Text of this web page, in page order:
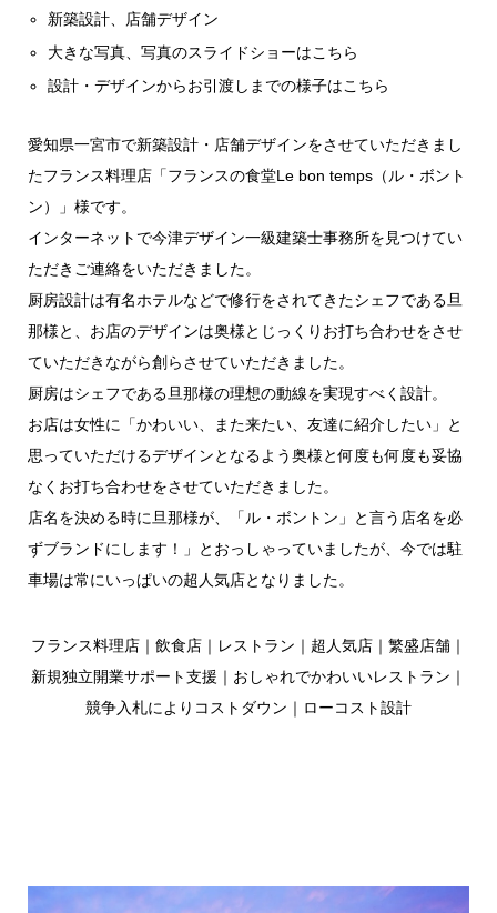
新築設計、店舗デザイン
大きな写真、写真のスライドショーはこちら
設計・デザインからお引渡しまでの様子はこちら
愛知県一宮市で新築設計・店舗デザインをさせていただきまし
たフランス料理店「フランスの食堂Le bon temps（ル・ボント
ン）」様です。
インターネットで今津デザイン一級建築士事務所を見つけてい
ただきご連絡をいただきました。
厨房設計は有名ホテルなどで修行をされてきたシェフである旦
那様と、お店のデザインは奥様とじっくりお打ち合わせをさせ
ていただきながら創らさせていただきました。
厨房はシェフである旦那様の理想の動線を実現すべく設計。
お店は女性に「かわいい、また来たい、友達に紹介したい」と
思っていただけるデザインとなるよう奥様と何度も何度も妥協
なくお打ち合わせをさせていただきました。
店名を決める時に旦那様が、「ル・ボントン」と言う店名を必
ずブランドにします！」とおっしゃっていましたが、今では駐
車場は常にいっぱいの超人気店となりました。
フランス料理店｜飲食店｜レストラン｜超人気店｜繁盛店舗｜
新規独立開業サポート支援｜おしゃれでかわいいレストラン｜
競争入札によりコストダウン｜ローコスト設計